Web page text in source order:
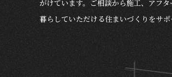
がけています。ご相談から施工、アフ
暮らしていただける住まいづくりをサポ